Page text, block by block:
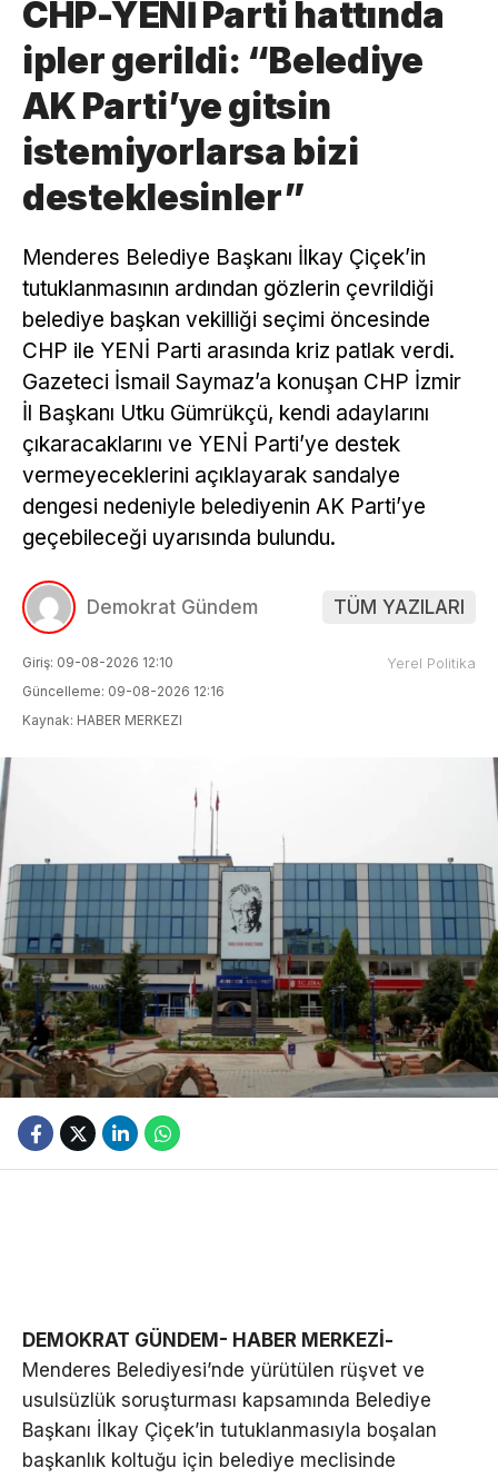
CHP-YENİ Parti hattında
ipler gerildi: “Belediye
AK Parti’ye gitsin
istemiyorlarsa bizi
desteklesinler”
Menderes Belediye Başkanı İlkay Çiçek’in
tutuklanmasının ardından gözlerin çevrildiği
belediye başkan vekilliği seçimi öncesinde
CHP ile YENİ Parti arasında kriz patlak verdi.
Gazeteci İsmail Saymaz’a konuşan CHP İzmir
İl Başkanı Utku Gümrükçü, kendi adaylarını
çıkaracaklarını ve YENİ Parti’ye destek
vermeyeceklerini açıklayarak sandalye
dengesi nedeniyle belediyenin AK Parti’ye
geçebileceği uyarısında bulundu.
Demokrat Gündem TÜM YAZILARI
Giriş: 09-08-2026 12:10
Güncelleme: 09-08-2026 12:16
Kaynak: HABER MERKEZI
Yerel Politika
DEMOKRAT GÜNDEM- HABER MERKEZİ-
Menderes Belediyesi’nde yürütülen rüşvet ve
usulsüzlük soruşturması kapsamında Belediye
Başkanı İlkay Çiçek’in tutuklanmasıyla boşalan
başkanlık koltuğu için belediye meclisinde